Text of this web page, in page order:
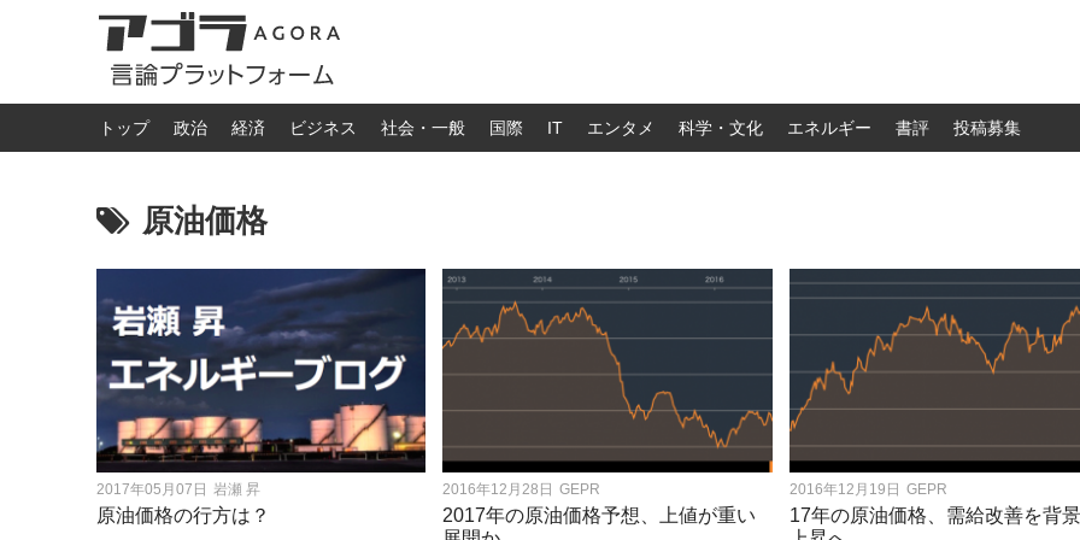
トップ 政治 経済 ビジネス 社会・一般 国際 IT エンタメ 科学・文化 エネルギー 書評 投稿募集
原油価格
2017年05月07日 岩瀬 昇
原油価格の行方は？
2016年12月28日 GEPR
2017年の原油価格予想、上値が重い
2016年12月19日 GEPR
17年の原油価格、需給改善を背